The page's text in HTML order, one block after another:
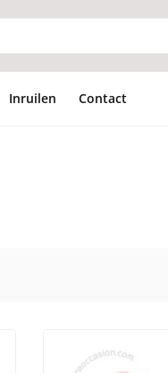
Inruilen Contact